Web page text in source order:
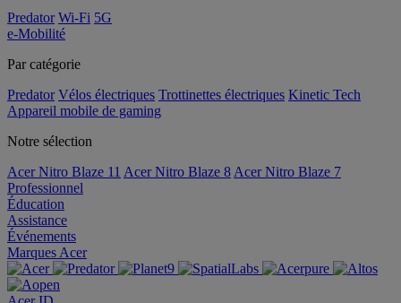
Predator Wi-Fi 5G
e-Mobilité
Par catégorie
Predator Vélos électriques Trottinettes électriques Kinetic Tech
Appareil mobile de gaming
Notre sélection
Acer Nitro Blaze 11 Acer Nitro Blaze 8 Acer Nitro Blaze 7
Professionnel
Éducation
Assistance
Événements
Marques Acer